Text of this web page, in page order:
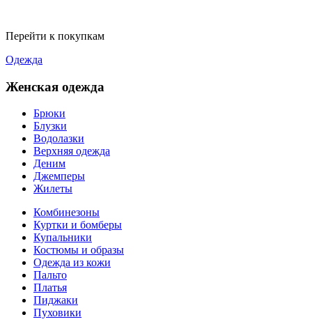
Перейти к покупкам
Одежда
Женская одежда
Брюки
Блузки
Водолазки
Верхняя одежда
Деним
Джемперы
Жилеты
Комбинезоны
Куртки и бомберы
Купальники
Костюмы и образы
Одежда из кожи
Пальто
Платья
Пиджаки
Пуховики